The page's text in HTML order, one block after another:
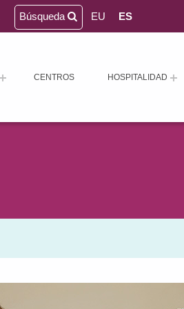
CENTROS HOSPITALIDAD
Búsqueda EU ES